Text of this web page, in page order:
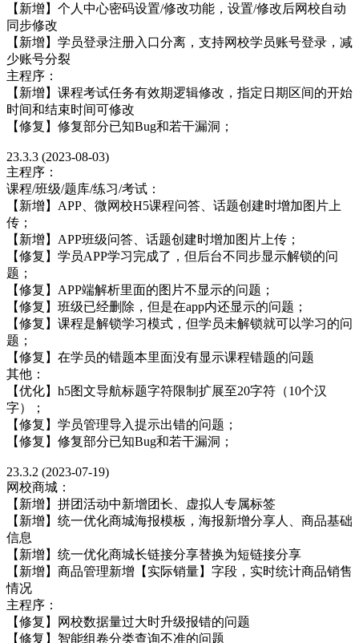
【新增】个人中心密码设置/修改功能，设置/修改后网校自动
同步修改
【新增】学员登录注册入口分离，支持网校学员账号登录，减
少账号分裂
主程序：
【新增】课程考试任务有效期逻辑修改，指定日期区间的开始
时间和结束时间可修改
【修复】修复部分已知Bug和若干漏洞；
23.3.3 (2023-08-03)
主程序：
课程/班级/题库/练习/考试：
【新增】APP、微网校H5课程问答、话题创建时增加图片上
传；
【新增】APP班级问答、话题创建时增加图片上传；
【修复】学员APP学习完成了，但后台不同步显示解锁的问
题；
【修复】APP端解析里面的图片不显示的问题；
【修复】班级已经删除，但是在app内还显示的问题；
【修复】课程是解锁学习模式，但学员未解锁就可以学习的问
题；
【修复】在学员的错题本里面没有显示课程错题的问题
其他：
【优化】h5图文导航标题字符限制扩展至20字符（10个汉
字）；
【修复】学员管理导入提示出错的问题；
【修复】修复部分已知Bug和若干漏洞；
23.3.2 (2023-07-19)
网校商城：
【新增】拼团活动中新增团长、虚拟人专属标签
【新增】统一优化商城海报模板，海报新增分享人、商品基础
信息
【新增】统一优化商城长链接分享替换为短链接分享
【新增】商品管理新增【实际销量】字段，实时统计商品销售
情况
主程序：
【修复】网校数据量过大时升级报错的问题
【修复】智能组卷分类查询不准的问题